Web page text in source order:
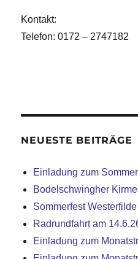
Kontakt:
Telefon: 0172 – 2747182
NEUESTE BEITRÄGE
Einladung zum
Bodelschwingher
Sommerfest
Radrundfahrt am
Einladung zum